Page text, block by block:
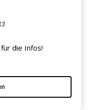
die Infos!